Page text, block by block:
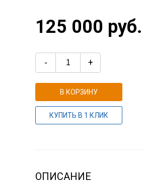
125 000 руб.
- +
В КОРЗИНУ
КУПИТЬ В 1 КЛИК
ОПИСАНИЕ